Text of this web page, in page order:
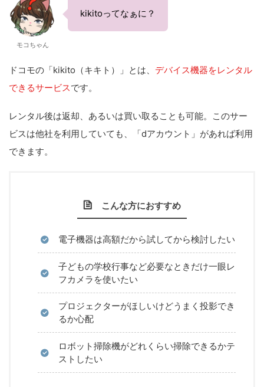
モコちゃん
kikitoってなぁに？
ドコモの「kikito（キキト）」とは、 デバイス機器をレンタル
できるサービスです。
レンタル後は返却、あるいは買い取ることも可能。このサー
ビスは他社を利用していても、「dアカウント」があれば利用
できます。
こんな方におすすめ
電子機器は高額だから試してから検討したい
子どもの学校行事など必要なときだけ一眼レ
フカメラを使いたい
プロジェクターがほしいけどうまく投影でき
るか心配
ロボット掃除機がどれくらい掃除できるかテ
ストしたい